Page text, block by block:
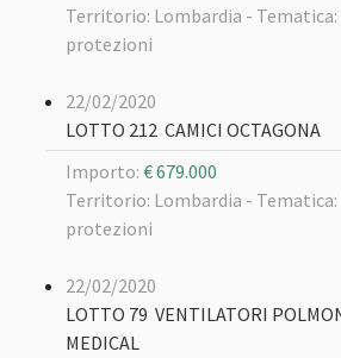
Territorio: Lombardia -
protezioni
22/02/2020
LOTTO 212 CAMICI OCTAGONA
Importo: € 679.000
Territorio: Lombardia -
protezioni
22/02/2020
LOTTO 79 VENTILATORI
MEDICAL